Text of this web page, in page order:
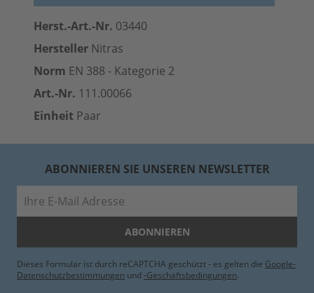
Herst.-Art.-Nr. 03440
Hersteller Nitras
Norm EN 388 - Kategorie 2
Art.-Nr. 111.00066
Einheit Paar
ABONNIEREN SIE UNSEREN NEWSLETTER
ABONNIEREN
Dieses Formular ist durch reCAPTCHA geschützt - es gelten die Google-
Datenschutzbestimmungen und -Geschäftsbedingungen.